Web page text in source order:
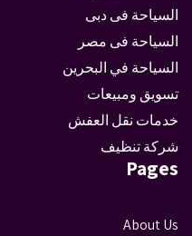
السياحة فى دبى
السياحة فى مصر
السياحة في البحرين
تسويق ومبيعات
خدمات نقل العفش
شركة تنظيف
Pages
About Us